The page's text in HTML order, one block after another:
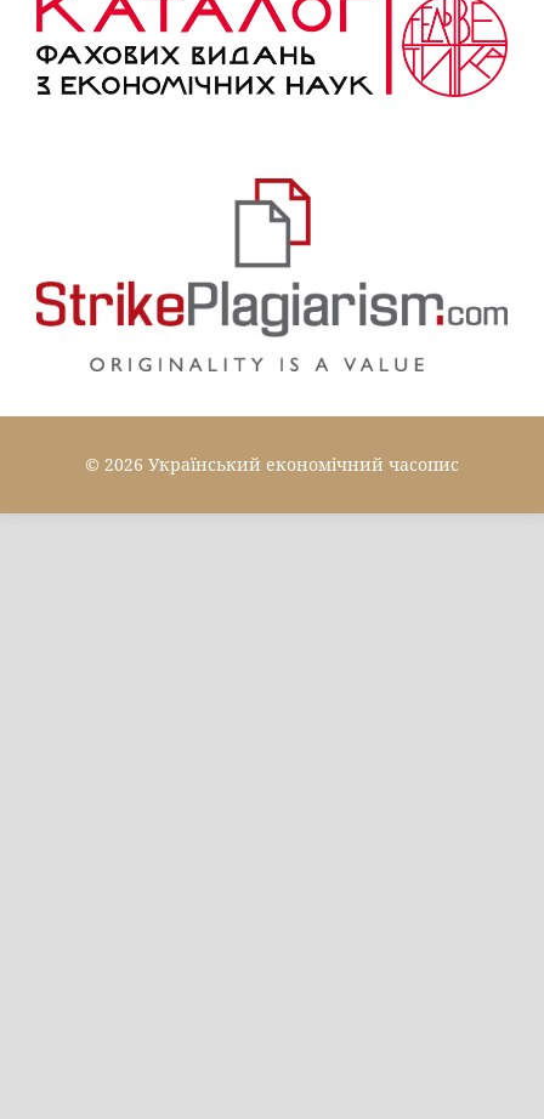
© 2026 Український економічний часопис